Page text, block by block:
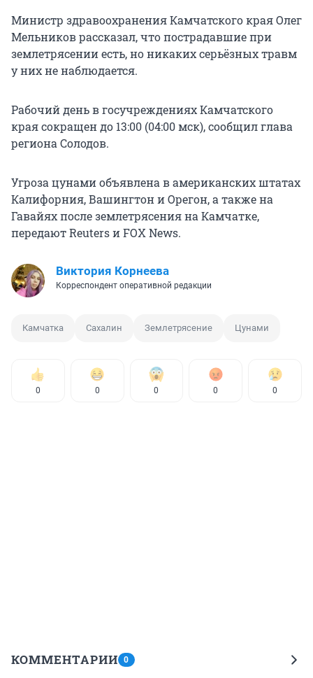
Министр здравоохранения Камчатского края Олег
Мельников рассказал, что пострадавшие при
землетрясении есть, но никаких серьёзных травм
у них не наблюдается.
Рабочий день в госучреждениях Камчатского
края сокращен до 13:00 (04:00 мск), сообщил глава
региона Солодов.
Угроза цунами объявлена в американских штатах
Калифорния, Вашингтон и Орегон, а также на
Гавайях после землетрясения на Камчатке,
передают Reuters и FOX News.
Виктория Корнеева
Корреспондент оперативной редакции
Камчатка Сахалин Землетрясение Цунами
0 0 0 0 0
КОММЕНТАРИИ 0